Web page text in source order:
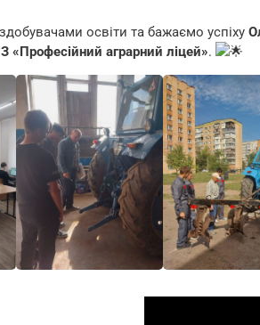
освіти та бажаємо успіху
«Професійний аграрний ліцей».